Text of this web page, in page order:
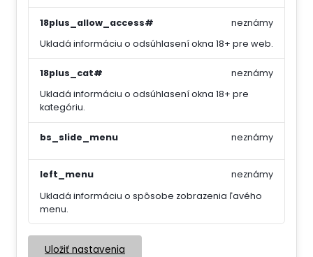
18plus_allow_access#
Ukladá informáciu o odsúhlasení okna 18+ pre web.
neznámy
18plus_cat#
Ukladá informáciu o odsúhlasení okna 18+ pre
kategóriu.
neznámy
bs_slide_menu neznámy
left_menu
Ukladá informáciu o spôsobe zobrazenia ľavého
menu.
neznámy
Uložiť nastavenia